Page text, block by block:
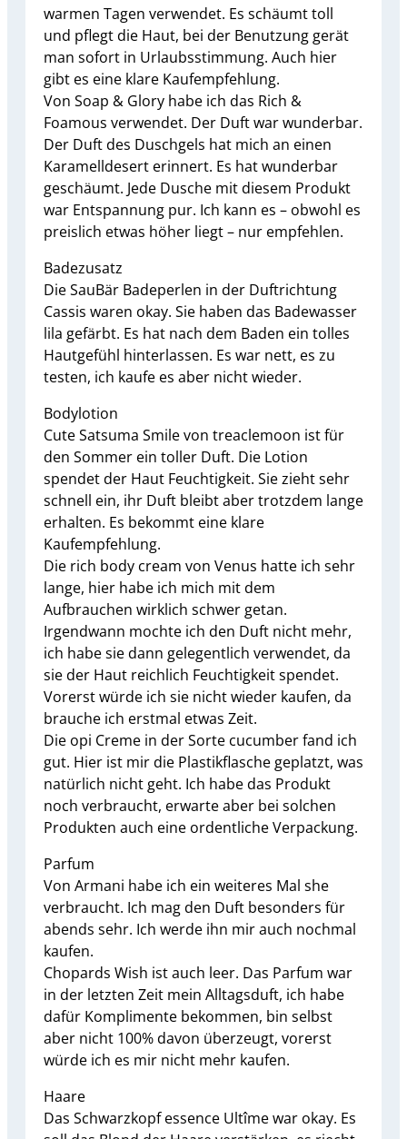
warmen Tagen verwendet. Es schäumt toll
und pflegt die Haut, bei der Benutzung gerät
man sofort in Urlaubsstimmung. Auch hier
gibt es eine klare Kaufempfehlung.
Von Soap & Glory habe ich das Rich &
Foamous verwendet. Der Duft war wunderbar.
Der Duft des Duschgels hat mich an einen
Karamelldesert erinnert. Es hat wunderbar
geschäumt. Jede Dusche mit diesem Produkt
war Entspannung pur. Ich kann es – obwohl es
preislich etwas höher liegt – nur empfehlen.
Badezusatz
Die SauBär Badeperlen in der Duftrichtung
Cassis waren okay. Sie haben das Badewasser
lila gefärbt. Es hat nach dem Baden ein tolles
Hautgefühl hinterlassen. Es war nett, es zu
testen, ich kaufe es aber nicht wieder.
Bodylotion
Cute Satsuma Smile von treaclemoon ist für
den Sommer ein toller Duft. Die Lotion
spendet der Haut Feuchtigkeit. Sie zieht sehr
schnell ein, ihr Duft bleibt aber trotzdem lange
erhalten. Es bekommt eine klare
Kaufempfehlung.
Die rich body cream von Venus hatte ich sehr
lange, hier habe ich mich mit dem
Aufbrauchen wirklich schwer getan.
Irgendwann mochte ich den Duft nicht mehr,
ich habe sie dann gelegentlich verwendet, da
sie der Haut reichlich Feuchtigkeit spendet.
Vorerst würde ich sie nicht wieder kaufen, da
brauche ich erstmal etwas Zeit.
Die opi Creme in der Sorte cucumber fand ich
gut. Hier ist mir die Plastikflasche geplatzt, was
natürlich nicht geht. Ich habe das Produkt
noch verbraucht, erwarte aber bei solchen
Produkten auch eine ordentliche Verpackung.
Parfum
Von Armani habe ich ein weiteres Mal she
verbraucht. Ich mag den Duft besonders für
abends sehr. Ich werde ihn mir auch nochmal
kaufen.
Chopards Wish ist auch leer. Das Parfum war
in der letzten Zeit mein Alltagsduft, ich habe
dafür Komplimente bekommen, bin selbst
aber nicht 100% davon überzeugt, vorerst
würde ich es mir nicht mehr kaufen.
Haare
Das Schwarzkopf essence Ultîme war okay. Es